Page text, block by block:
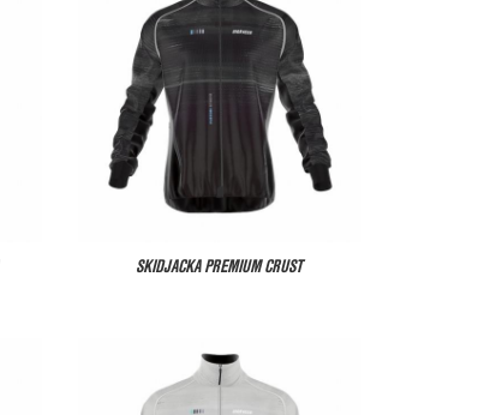
SKIDJACKA PREMIUM CRUST